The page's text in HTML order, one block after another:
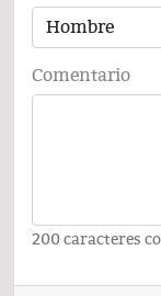
Comentario
200 caracteres